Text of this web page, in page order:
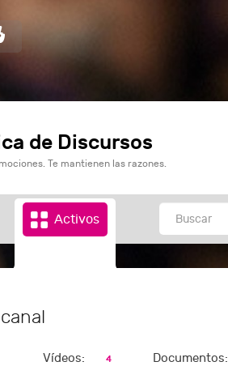
de Discursos
Te mantienen las razones.
Activos
Vídeos: 4 Documentos: